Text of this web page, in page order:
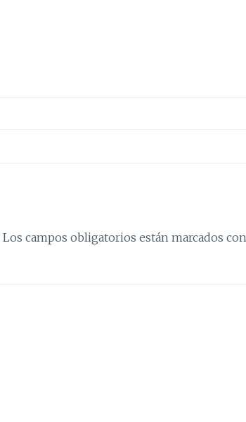
Los campos obligatorios están marcados con